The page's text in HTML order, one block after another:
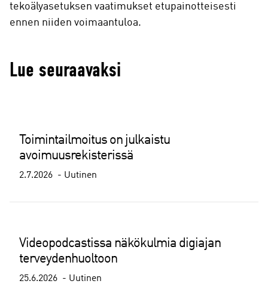
tekoälyasetuksen vaatimukset etupainotteisesti
ennen niiden voimaantuloa.
Lue seuraavaksi
Toimintailmoitus on julkaistu
avoimuusrekisterissä
2.7.2026 Uutinen
Videopodcastissa näkökulmia digiajan
terveydenhuoltoon
25.6.2026 Uutinen